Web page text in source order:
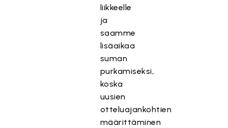
liikkeelle
ja
saamme
lisäaikaa
suman
purkamiseksi,
koska
uusien
otteluajankohtien
määrittäminen